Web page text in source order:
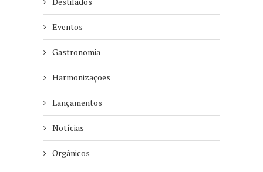
Eventos
Gastronomia
Harmonizações
Lançamentos
Notícias
Orgânicos